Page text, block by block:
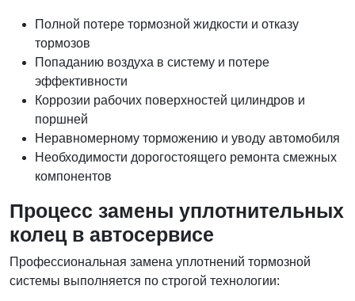
Полной потере тормозной жидкости и отказу
тормозов
Попаданию воздуха в систему и потере
эффективности
Коррозии рабочих поверхностей цилиндров и
поршней
Неравномерному торможению и уводу автомобиля
Необходимости дорогостоящего ремонта смежных
компонентов
Процесс замены уплотнительных
колец в автосервисе
Профессиональная замена уплотнений тормозной
системы выполняется по строгой технологии: